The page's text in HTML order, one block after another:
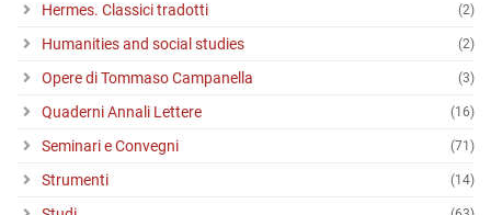
Hermes. Classici tradotti (2)
Humanities and social studies (2)
Opere di Tommaso Campanella (3)
Quaderni Annali Lettere (16)
Seminari e Convegni (71)
Strumenti (14)